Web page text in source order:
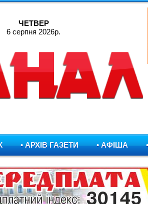
ЧЕТВЕР
6 серпня 2026р.
• АРХІВ ГАЗЕТИ • АФІША